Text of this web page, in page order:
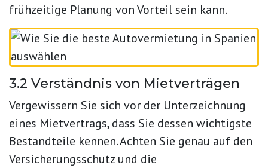
frühzeitige Planung von Vorteil sein kann.
3.2 Verständnis von Mietverträgen
Vergewissern Sie sich vor der Unterzeichnung
eines Mietvertrags, dass Sie dessen wichtigste
Bestandteile kennen. Achten Sie genau auf den
Versicherungsschutz und die